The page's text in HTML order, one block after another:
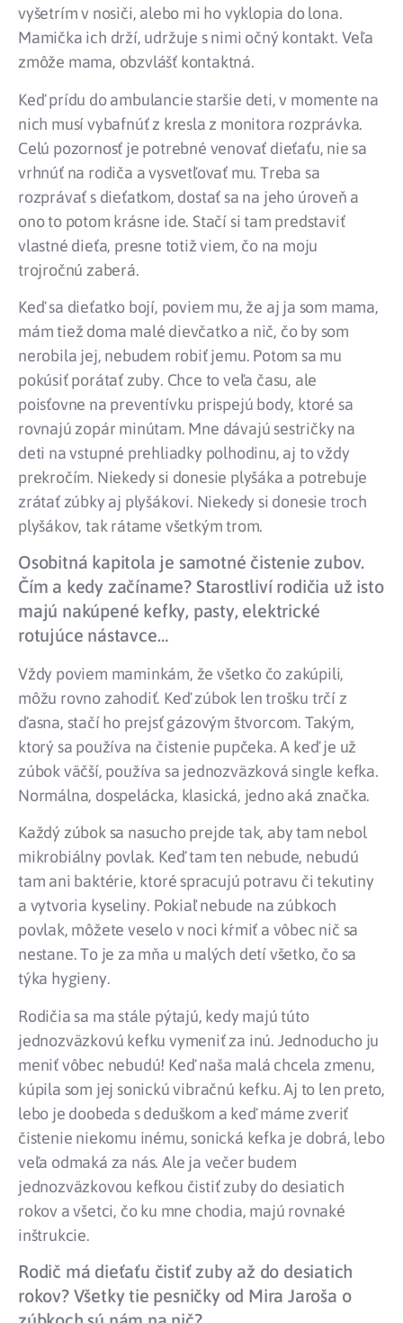
vyšetrím v nosiči, alebo mi ho vyklopia do lona.
Mamička ich drží, udržuje s nimi očný kontakt. Veľa
zmôže mama, obzvlášť kontaktná.
Keď prídu do ambulancie staršie deti, v momente na
nich musí vybafnúť z kresla z monitora rozprávka.
Celú pozornosť je potrebné venovať dieťaťu, nie sa
vrhnúť na rodiča a vysvetľovať mu. Treba sa
rozprávať s dieťatkom, dostať sa na jeho úroveň a
ono to potom krásne ide. Stačí si tam predstaviť
vlastné dieťa, presne totiž viem, čo na moju
trojročnú zaberá.
Keď sa dieťatko bojí, poviem mu, že aj ja som mama,
mám tiež doma malé dievčatko a nič, čo by som
nerobila jej, nebudem robiť jemu. Potom sa mu
pokúsiť porátať zuby. Chce to veľa času, ale
poisťovne na preventívku prispejú body, ktoré sa
rovnajú zopár minútam. Mne dávajú sestričky na
deti na vstupné prehliadky polhodinu, aj to vždy
prekročím. Niekedy si donesie plyšáka a potrebuje
zrátať zúbky aj plyšákovi. Niekedy si donesie troch
plyšákov, tak rátame všetkým trom.
Osobitná kapitola je samotné čistenie zubov.
Čím a kedy začíname? Starostliví rodičia už isto
majú nakúpené kefky, pasty, elektrické
rotujúce nástavce…
Vždy poviem maminkám, že všetko čo zakúpili,
môžu rovno zahodiť. Keď zúbok len trošku trčí z
ďasna, stačí ho prejsť gázovým štvorcom. Takým,
ktorý sa používa na čistenie pupčeka. A keď je už
zúbok väčší, používa sa jednozväzková single kefka.
Normálna, dospelácka, klasická, jedno aká značka.
Každý zúbok sa nasucho prejde tak, aby tam nebol
mikrobiálny povlak. Keď tam ten nebude, nebudú
tam ani baktérie, ktoré spracujú potravu či tekutiny
a vytvoria kyseliny. Pokiaľ nebude na zúbkoch
povlak, môžete veselo v noci kŕmiť a vôbec nič sa
nestane. To je za mňa u malých detí všetko, čo sa
týka hygieny.
Rodičia sa ma stále pýtajú, kedy majú túto
jednozväzkovú kefku vymeniť za inú. Jednoducho ju
meniť vôbec nebudú! Keď naša malá chcela zmenu,
kúpila som jej sonickú vibračnú kefku. Aj to len preto,
lebo je doobeda s deduškom a keď máme zveriť
čistenie niekomu inému, sonická kefka je dobrá, lebo
veľa odmaká za nás. Ale ja večer budem
jednozväzkovou kefkou čistiť zuby do desiatich
rokov a všetci, čo ku mne chodia, majú rovnaké
inštrukcie.
Rodič má dieťaťu čistiť zuby až do desiatich
rokov? Všetky tie pesničky od Mira Jaroša o